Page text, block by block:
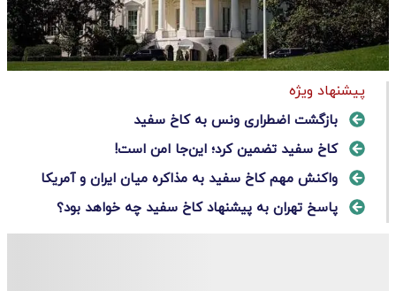
پیشنهاد ویژه
بازگشت اضطراری ونس به کاخ سفید
کاخ سفید تضمین کرد؛ این‌جا امن است!
واکنش مهم کاخ سفید به مذاکره میان ایران و آمریکا
پاسخ تهران به پیشنهاد کاخ سفید چه خواهد بود؟